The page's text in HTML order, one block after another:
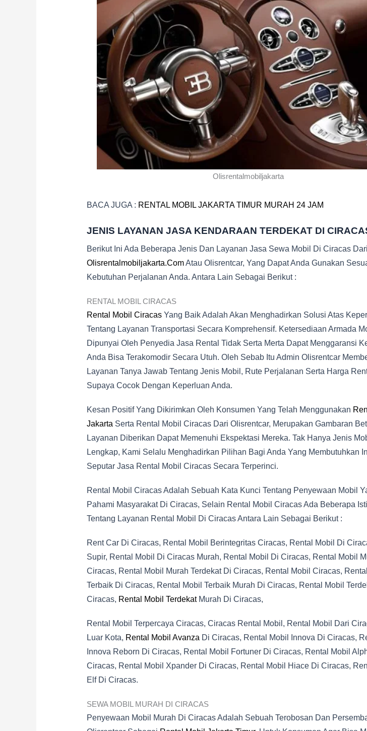
Olisrentalmobiljakarta
BACA JUGA : RENTAL MOBIL JAKARTA TIMUR MURAH 24 JAM
JENIS LAYANAN JASA KENDARAAN TERDEKAT DI
Berikut Ini Ada Beberapa Jenis Dan Layanan Jasa Sewa Mobil Di Ciracas Dari
Olisrentalmobiljakarta.comAtau Olisrentcar, Yang Dapat Anda Gunakan
Kebutuhan Perjalanan Anda. Antara Lain Sebagai Berikut :
RENTAL MOBIL CIRACAS
Rental Mobil Ciracas Yang Baik Adalah Akan Menghadirkan Solusi Atas
Tentang Layanan Transportasi Secara Komprehensif. Ketersediaan Armada
Dipunyai Oleh Penyedia Jasa Rental Tidak Serta Merta Dapat Menggaransi
Anda Bisa Terakomodir Secara Utuh. Oleh Sebab Itu Admin Olisrentcar
Layanan Tanya Jawab Tentang Jenis Mobil, Rute Perjalanan Serta Harga
Supaya Cocok Dengan Keperluan Anda.
Kesan Positif Yang Dikirimkan Oleh Konsumen Yang Telah Menggunakan
Jakarta Serta Rental Mobil Ciracas Dari Olisrentcar, Merupakan Gambaran
Layanan Diberikan Dapat Memenuhi Ekspektasi Mereka. Tak Hanya Jenis
Lengkap, Kami Selalu Menghadirkan Pilihan Bagi Anda Yang Membutuhkan
Seputar Jasa Rental Mobil Ciracas Secara Terperinci.
Rental Mobil Ciracas Adalah Sebuah Kata Kunci Tentang Penyewaan Mobil
Pahami Masyarakat Di Ciracas, Selain Rental Mobil Ciracas Ada Beberapa
Tentang Layanan Rental Mobil Di Ciracas Antara Lain Sebagai Berikut :
Rent Car Di Ciracas, Rental Mobil Berintegritas Ciracas, Rental Mobil Di
Supir, Rental Mobil Di Ciracas Murah, Rental Mobil Di Ciracas, Rental Mobil
Ciracas, Rental Mobil Murah Terdekat Di Ciracas, Rental Mobil Ciracas,
Terbaik Di Ciracas, Rental Mobil Terbaik Murah Di Ciracas, Rental Mobil
Ciracas, Rental Mobil TerdekatMurah Di Ciracas,
Rental Mobil Terpercaya Ciracas, Ciracas Rental Mobil, Rental Mobil Dari
Luar Kota, Rental Mobil Avanza Di Ciracas, Rental Mobil Innova Di Ciracas,
Innova Reborn Di Ciracas, Rental Mobil Fortuner Di Ciracas, Rental Mobil
Ciracas, Rental Mobil Xpander Di Ciracas, Rental Mobil Hiace Di Ciracas,
Elf Di Ciracas.
SEWA MOBIL MURAH DI CIRACAS
Penyewaan Mobil Murah Di Ciracas Adalah Sebuah Terobosan Dan